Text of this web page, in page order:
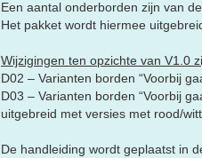
Een aantal onderborden zijn van
Het pakket wordt hiermee
Wijzigingen ten opzichte van V1.0
D02 – Varianten borden “Voorbij
D03 – Varianten borden “Voorbij
uitgebreid met versies met rood/
De handleiding wordt geplaatst in